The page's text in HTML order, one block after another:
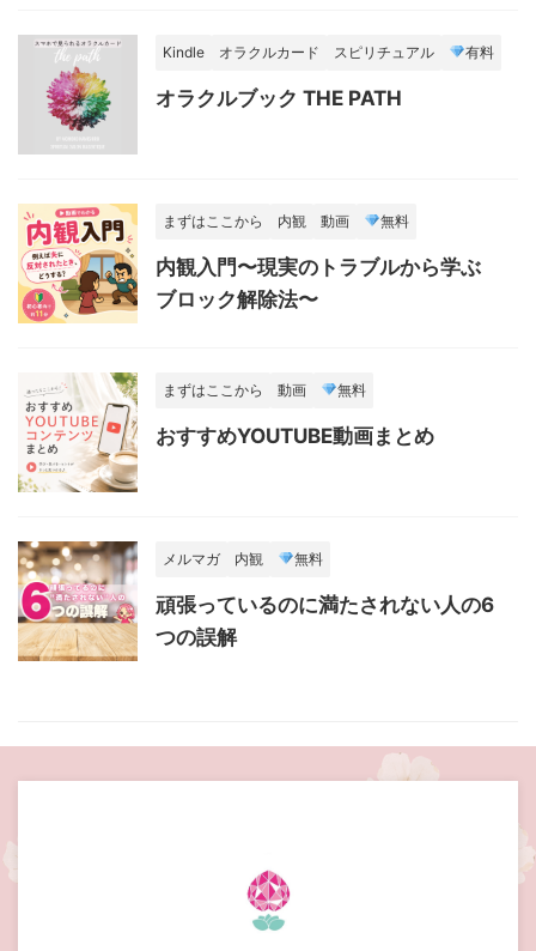
Kindle オラクルカード スピリチュアル 有料
オラクルブック THE PATH
まずはここから 内観 動画 無料
内観入門〜現実のトラブルから学ぶ
ブロック解除法〜
まずはここから 動画 無料
おすすめYOUTUBE動画まとめ
メルマガ 内観 無料
頑張っているのに満たされない人の6
つの誤解